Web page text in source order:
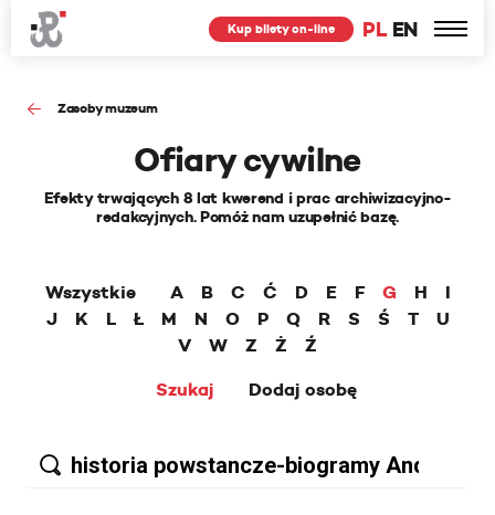
PL EN
Kup bilety on-line
Zasoby muzeum
Ofiary cywilne
Efekty trwających 8 lat kwerend i prac archiwizacyjno-
redakcyjnych. Pomóż nam uzupełnić bazę.
Wszystkie A B C Ć D E F G H
I
J
K L Ł M N O P Q R S Ś T
U
V
W Z Ż
Ź
Szukaj
Dodaj osobę